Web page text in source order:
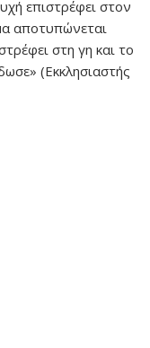
επιστρέφει στον
αποτυπώνεται
στη γη και το
(Εκκλησιαστής